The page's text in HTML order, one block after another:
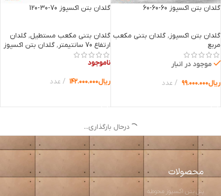
گلدان بتن اکسپوز 60-60-60
گلدان بتن اکسپوز, گلدان بتنی مکعب
مربع
موجود در انبار
ریال۹۹.۰۰۰.۰۰۰ عدد
گلدان بتن اکسپوز 70-30-120
گلدان بتنی مکعب مستطیل, گلدان
ارتفاع 70 سانتیمتر
, گلدان بتن اکسپوز
ناموجود
ریال۱۴۲.۰۰۰.۰۰۰ عدد
درحال بارگذاری...
محصولات
پنل بتن اکسپوز محوطه